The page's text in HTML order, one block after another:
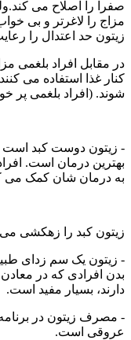
صفرا را اصلاح می
مزاج را لاغرتر و بی
زیتون حد اعتدال را
در مقابل افراد بلغمی
کنار غذا استفاده می
شوند. (افراد بلغمی پر
- زیتون دوست کبد است و
بهترین درمان است.
به درمان شان کمک می
زیتون کبد را زهکشی می
- زیتون یک سم زدای
بدن افرادی که در
دارند، بسیار مفید است.
- مصرف زیتون در
عروقی است.